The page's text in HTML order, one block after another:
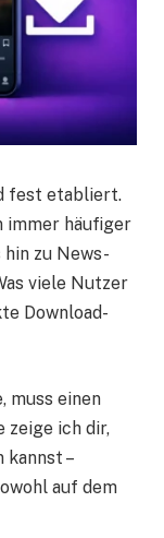
fest etabliert.
immer häufiger
zu News-
viele Nutzer
Download-
muss einen
zeige ich dir,
–
auf dem